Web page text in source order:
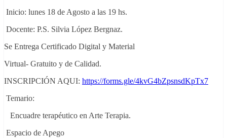
Inicio: lunes 18 de Agosto a las 19 hs.
Docente: P.S. Silvia López Bergnaz.
Se Entrega Certificado Digital y Material
Virtual- Gratuito y de Calidad.
INSCRIPCIÓN AQUI: https://forms.gle/4kvG4bZpsnsdKpTx7
Temario:
Encuadre terapéutico en Arte Terapia.
Espacio de Apego